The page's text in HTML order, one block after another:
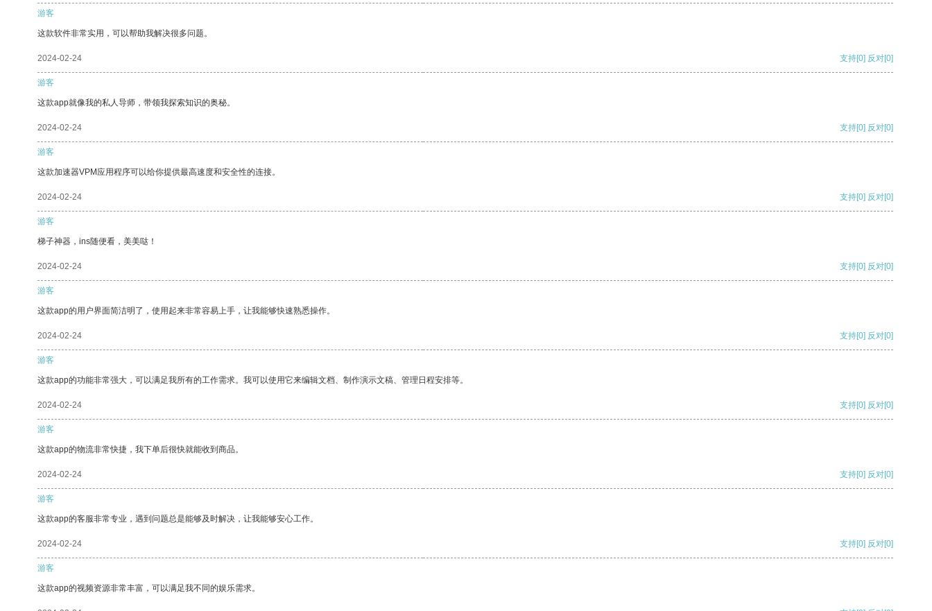
游客
这款软件非常实用，可以帮助我解决很多问题。
2024-02-24 支持[0] 反对[0]
游客
这款app就像我的私人导师，带领我探索知识的奥秘。
2024-02-24 支持[0] 反对[0]
游客
这款加速器VPM应用程序可以给你提供最高速度和安全性的连接。
2024-02-24 支持[0] 反对[0]
游客
梯子神器，ins随便看，美美哒！
2024-02-24 支持[0] 反对[0]
游客
这款app的用户界面简洁明了，使用起来非常容易上手，让我能够快速熟悉操作。
2024-02-24 支持[0] 反对[0]
游客
这款app的功能非常强大，可以满足我所有的工作需求。我可以使用它来编辑文档、制作演示文稿、管理日程安排等。
2024-02-24 支持[0] 反对[0]
游客
这款app的物流非常快捷，我下单后很快就能收到商品。
2024-02-24 支持[0] 反对[0]
游客
这款app的客服非常专业，遇到问题总是能够及时解决，让我能够安心工作。
2024-02-24 支持[0] 反对[0]
游客
这款app的视频资源非常丰富，可以满足我不同的娱乐需求。